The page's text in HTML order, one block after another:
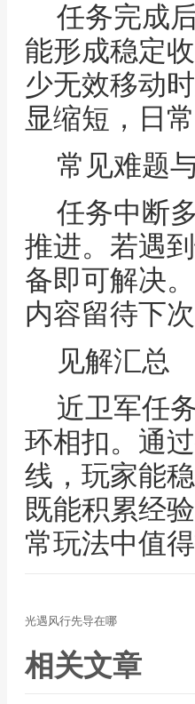
任务完成
能形成稳定
少无效移动
显缩短，日
常见难题
任务中断
推进。若遇
备即可解决
内容留待下
见解汇总
近卫军任
环相扣。通
线，玩家能
既能积累经
常玩法中值
光遇风行先导在哪
相关文章